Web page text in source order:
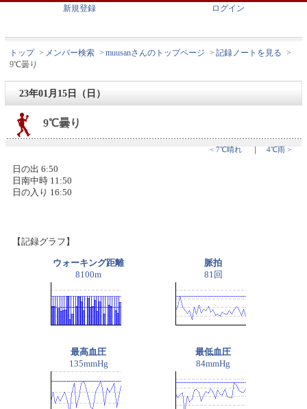
新規登録 ログイン
トップ > メンバー検索 > muusanさんのトップページ > 記録ノートを見る >
9℃曇り
23年01月15日（日）
9℃曇り
< 7℃晴れ ｜ 4℃雨 >
日の出 6:50
日南中時 11:50
日の入り 16:50
【記録グラフ】
ウォーキング距離
8100m
脈拍
81回
最高血圧
135mmHg
最低血圧
84mmHg